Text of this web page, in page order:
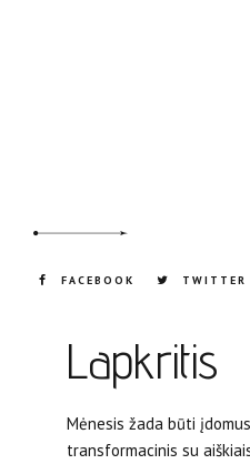
FACEBOOK TWITTER
Lapkritis
Mėnesis žada būti
transformacinis su